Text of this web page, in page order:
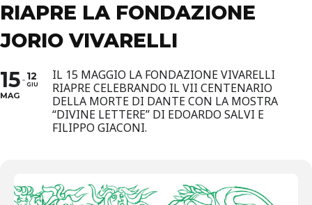
RIAPRE LA FONDAZIONE
JORIO VIVARELLI
15
MAG
12
GIU
IL 15 MAGGIO LA FONDAZIONE VIVARELLI
RIAPRE CELEBRANDO IL VII CENTENARIO
DELLA MORTE DI DANTE CON LA MOSTRA
“DIVINE LETTERE” DI EDOARDO SALVI E
FILIPPO GIACONI.